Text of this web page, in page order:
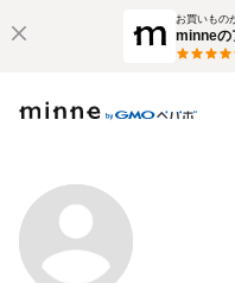
お買いもの
minneの